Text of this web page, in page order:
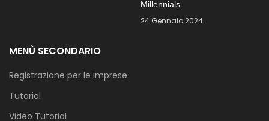
Millennials
24 Gennaio 2024
MENÙ SECONDARIO
Registrazione per le imprese
Tutorial
Video Tutorial